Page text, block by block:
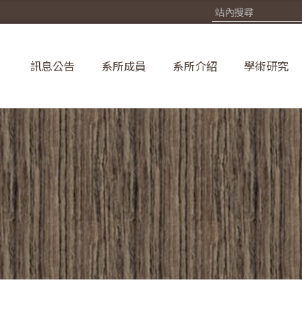
訊息公告 系所成員 系所介紹 學術研究